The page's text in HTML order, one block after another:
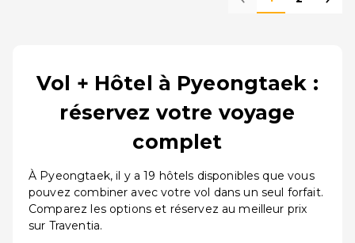
Vol + Hôtel à Pyeongtaek :
réservez votre voyage
complet
À Pyeongtaek, il y a 19 hôtels disponibles que vous
pouvez combiner avec votre vol dans un seul forfait.
Comparez les options et réservez au meilleur prix
sur Traventia.